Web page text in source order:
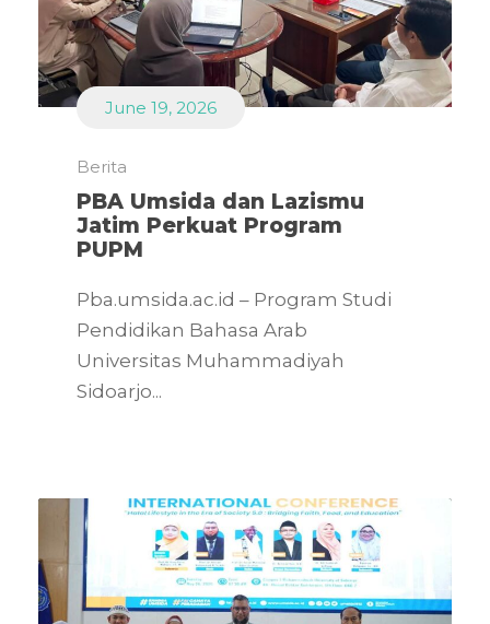
June 19, 2026
Berita
PBA Umsida dan Lazismu
Jatim Perkuat Program
PUPM
Pba.umsida.ac.id – Program Studi
Pendidikan Bahasa Arab
Universitas Muhammadiyah
Sidoarjo...